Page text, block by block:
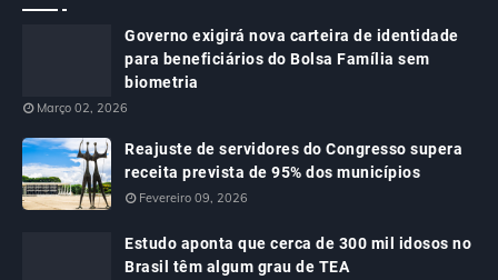
Governo exigirá nova carteira de identidade
para beneficiários do Bolsa Família sem
biometria
Março 02, 2026
Reajuste de servidores do Congresso supera
receita prevista de 95% dos municípios
Fevereiro 09, 2026
Estudo aponta que cerca de 300 mil idosos no
Brasil têm algum grau de TEA